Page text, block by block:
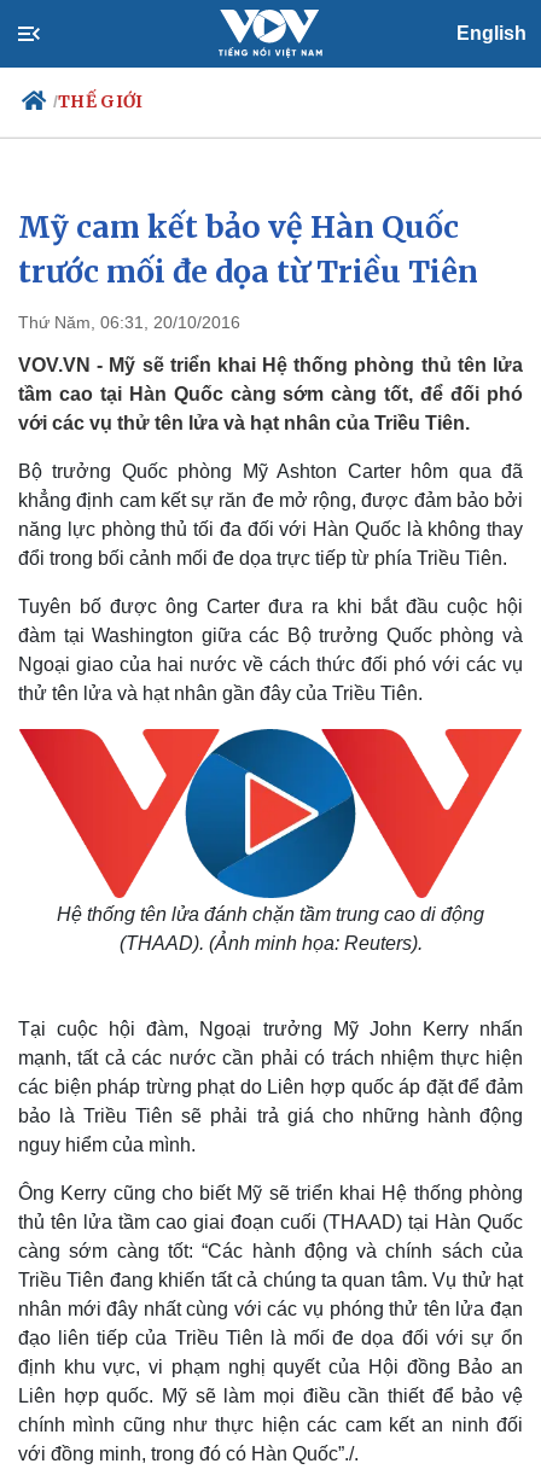
English
/THẾ GIỚI
Chính trị
Đảng
Tổ chức nhân sự
Nhận diện sự thật
Xã hội
Tin 24h
Dự báo thời tiết
Việc làm
Biển đảo
Mỹ cam kết bảo vệ Hàn Quốc
trước mối đe dọa từ Triều Tiên
Thứ Năm, 06:31, 20/10/2016
VOV.VN - Mỹ sẽ triển khai Hệ thống phòng thủ tên lửa
tầm cao tại Hàn Quốc càng sớm càng tốt, để đối phó
với các vụ thử tên lửa và hạt nhân của Triều Tiên.
Bộ trưởng Quốc phòng Mỹ Ashton Carter hôm qua đã
khẳng định cam kết sự răn đe mở rộng, được đảm bảo bởi
năng lực phòng thủ tối đa đối với Hàn Quốc là không thay
đổi trong bối cảnh mối đe dọa trực tiếp từ phía Triều Tiên.
Tuyên bố được ông Carter đưa ra khi bắt đầu cuộc hội
đàm tại Washington giữa các Bộ trưởng Quốc phòng và
Ngoại giao của hai nước về cách thức đối phó với các vụ
thử tên lửa và hạt nhân gần đây của Triều Tiên.
Hệ thống tên lửa đánh chặn tầm trung cao di động
(THAAD). (Ảnh minh họa: Reuters).
Tại cuộc hội đàm, Ngoại trưởng Mỹ John Kerry nhấn
mạnh, tất cả các nước cần phải có trách nhiệm thực hiện
các biện pháp trừng phạt do Liên hợp quốc áp đặt để đảm
bảo là Triều Tiên sẽ phải trả giá cho những hành động
nguy hiểm của mình.
Ông Kerry cũng cho biết Mỹ sẽ triển khai Hệ thống phòng
thủ tên lửa tầm cao giai đoạn cuối (THAAD) tại Hàn Quốc
càng sớm càng tốt: “Các hành động và chính sách của
Triều Tiên đang khiến tất cả chúng ta quan tâm. Vụ thử hạt
nhân mới đây nhất cùng với các vụ phóng thử tên lửa đạn
đạo liên tiếp của Triều Tiên là mối đe dọa đối với sự ổn
định khu vực, vi phạm nghị quyết của Hội đồng Bảo an
Liên hợp quốc. Mỹ sẽ làm mọi điều cần thiết để bảo vệ
chính mình cũng như thực hiện các cam kết an ninh đối
với đồng minh, trong đó có Hàn Quốc”./.